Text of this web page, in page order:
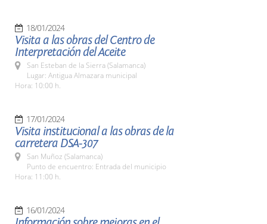
18/01/2024
Visita a las obras del Centro de
Interpretación del Aceite
San Esteban de la Sierra (Salamanca)
Lugar: Antigua Almazara municipal
Hora: 10:00 h.
17/01/2024
Visita institucional a las obras de la
carretera DSA-307
San Muñoz (Salamanca)
Punto de encuentro: Entrada del municipio
Hora: 11:00 h.
16/01/2024